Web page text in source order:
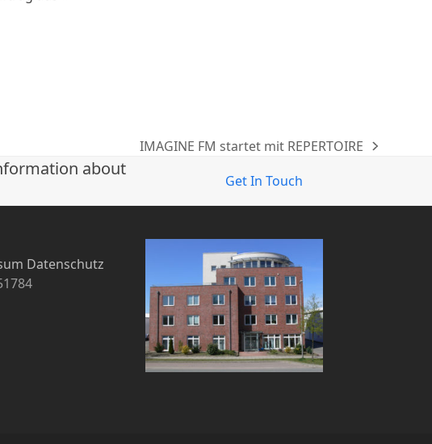
Nächster
IMAGINE FM startet mit REPERTOIRE
about
Get In Touch
Datenschutz